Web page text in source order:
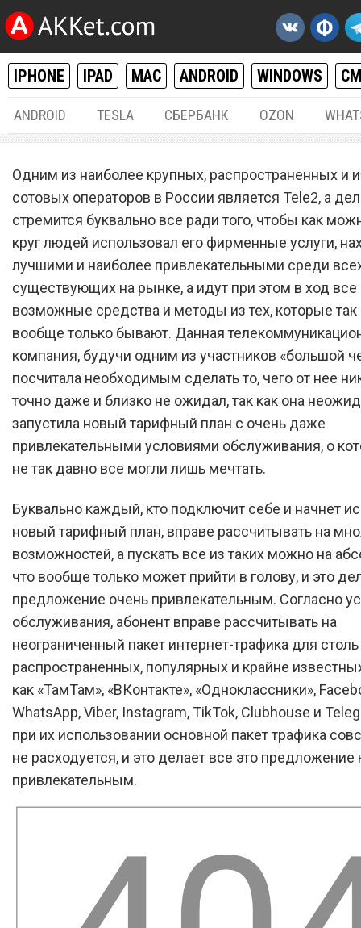
IPHONE IPAD MAC ANDROID WINDOWS
ANDROID TESLA СБЕРБАНК OZON
Сотовый оператор Tele2
запустил недорогой
план с 500 минутами
30 ГБ мобильного
Одним из наиболее крупных, распространенных и
сотовых операторов в России является Tele2, а
стремится буквально все ради того, чтобы как
круг людей использовал его фирменные услуги,
лучшими и наиболее привлекательными среди
существующих на рынке, а идут при этом в ход все
возможные средства и методы из тех, которые так
вообще только бывают. Данная
компания, будучи одним из участников «большой
посчитала необходимым сделать то, чего от нее
точно даже и близко не ожидал, так как она
запустила новый тарифный план с очень даже
привлекательными условиями обслуживания, о
не так давно все могли лишь мечтать.
Буквально каждый, кто подключит себе и начнет
новый тарифный план, вправе рассчитывать на
возможностей, а пускать все из таких можно на
что вообще только может прийти в голову, и это
предложение очень привлекательным. Согласно
обслуживания, абонент вправе рассчитывать на
неограниченный пакет интернет-трафика для столь
распространенных, популярных и крайне
как «ТамТам», «ВКонтакте», «Одноклассники»,
WhatsApp, Viber, Instagram, TikTok, Clubhouse и
при их использовании основной пакет трафика
не расходуется, и это делает все это предложение
привлекательным.